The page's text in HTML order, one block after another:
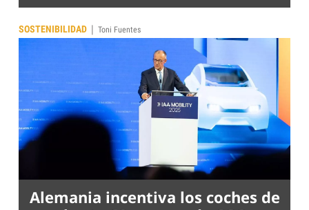
SOSTENIBILIDAD | Toni Fuentes
Alemania incentiva los coches de